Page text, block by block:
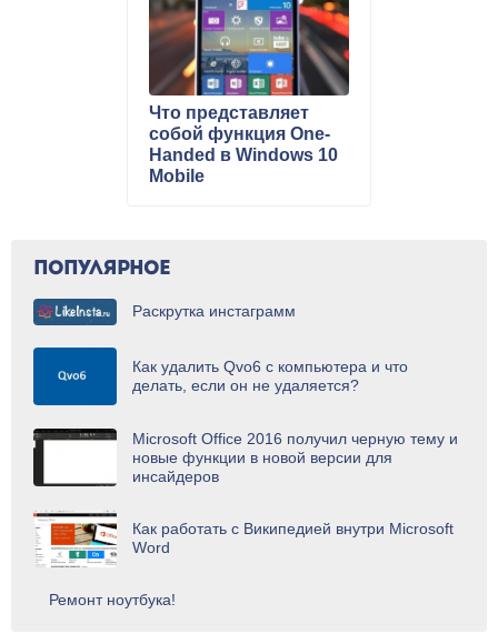
Что представляет
собой функция One-
Handed в Windows 10
Mobile
ПОПУЛЯРНОЕ
Раскрутка инстаграмм
Как удалить Qvo6 с компьютера и что
делать, если он не удаляется?
Microsoft Office 2016 получил черную тему и
новые функции в новой версии для
инсайдеров
Как работать с Википедией внутри Microsoft
Word
Ремонт ноутбука!